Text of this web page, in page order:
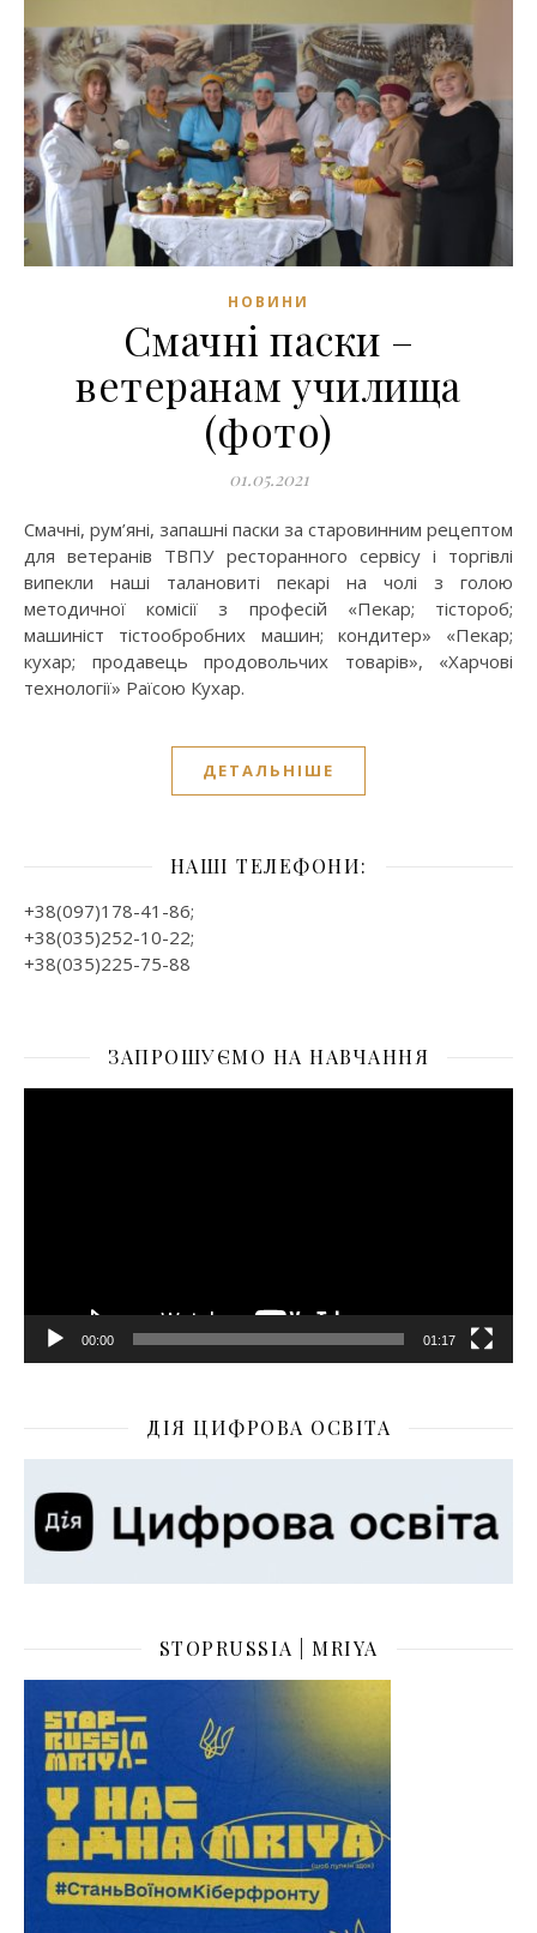
НОВИНИ
Смачні паски –
ветеранам училища
(фото)
01.05.2021
Смачні, рум’яні, запашні паски за старовинним рецептом
для ветеранів ТВПУ ресторанного сервісу і торгівлі
випекли наші талановиті пекарі на чолі з голою
методичної комісії з професій «Пекар; тістороб;
машиніст тістообробних машин; кондитер» «Пекар;
кухар; продавець продовольчих товарів», «Харчові
технології» Раїсою Кухар.
ДЕТАЛЬНІШЕ
НАШІ ТЕЛЕФОНИ:
+38(097)178-41-86;
+38(035)252-10-22;
+38(035)225-75-88
ЗАПРОШУЄМО НА НАВЧАННЯ
Відеопрогравач
00:00 01:17
ДІЯ ЦИФРОВА ОСВІТА
STOPRUSSIA | MRIYA